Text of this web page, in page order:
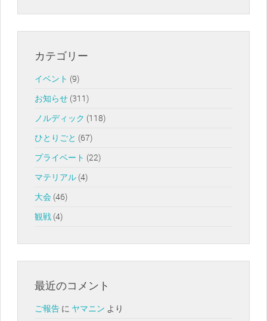
カテゴリー
イベント (9)
お知らせ (311)
ノルディック (118)
ひとりごと (67)
プライベート (22)
マテリアル (4)
大会 (46)
観戦 (4)
最近のコメント
ご報告 に ヤマニン より